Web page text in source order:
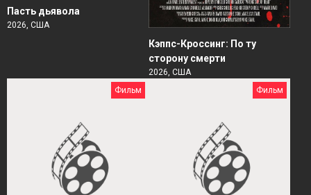
Пасть дьявола
2026, США
Кэппс-Кроссинг: По ту
сторону смерти
2026, США
Фильм
Фильм